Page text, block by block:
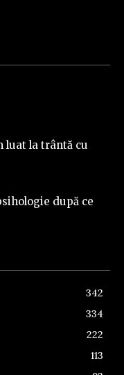
luat la trântă cu
după ce
342
334
222
113